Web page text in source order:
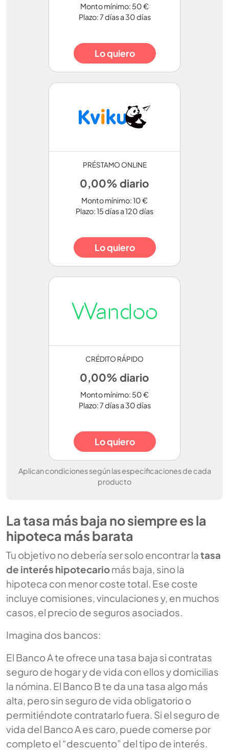
Monto mínimo: 50 €
Plazo: 7 días a 30 días
Lo quiero
PRÉSTAMO ONLINE
0,00% diario
Monto mínimo: 10 €
Plazo: 15 días a 120 días
Lo quiero
CRÉDITO RÁPIDO
0,00% diario
Monto mínimo: 50 €
Plazo: 7 días a 30 días
Lo quiero
Aplican condiciones según las especificaciones de cada
producto
La tasa más baja no siempre es la
hipoteca más barata
Tu objetivo no debería ser solo encontrar latasa
de interés hipotecariomás baja, sino la
hipoteca con menor coste total. Ese coste
incluye comisiones, vinculaciones y, en muchos
casos, el precio de seguros asociados.
Imagina dos bancos:
El Banco A te ofrece una tasa baja si contratas
seguro de hogar y de vida con ellos y domicilias
la nómina. El Banco B te da una tasa algo más
alta, pero sin seguro de vida obligatorio o
permitiéndote contratarlo fuera. Si el seguro de
vida del Banco A es caro, puede comerse por
completo el “descuento” del tipo de interés.